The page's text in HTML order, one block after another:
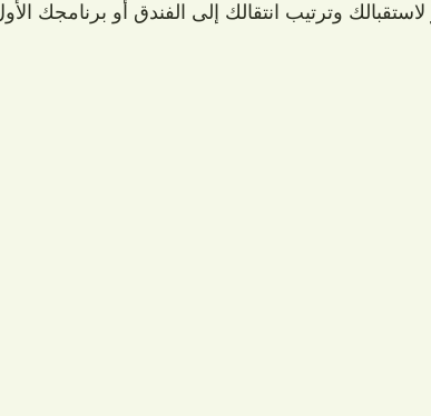
لاستقبالك وترتيب انتقالك إلى الفندق أو برنامجك